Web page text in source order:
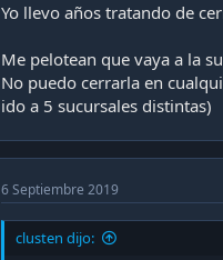
Enviado desde mi VTR-L09
Yo llevo años tratando de
Me pelotean que vaya a la
No puedo cerrarla en
ido a 5 sucursales distintas)
6 Septiembre 2019
clusten dijo: